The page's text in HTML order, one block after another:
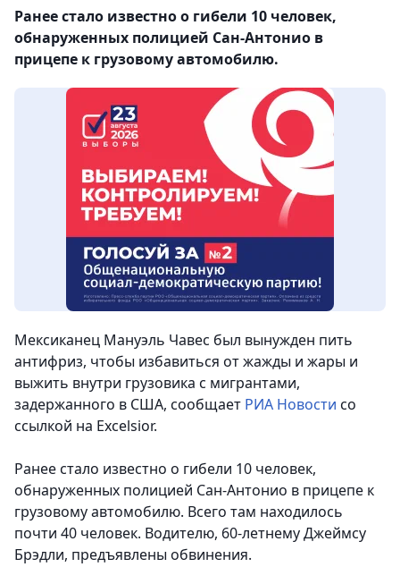
Ранее стало известно о гибели 10 человек,
обнаруженных полицией Сан-Антонио в
прицепе к грузовому автомобилю.
Мексиканец Мануэль Чавес был вынужден пить
антифриз, чтобы избавиться от жажды и жары и
выжить внутри грузовика с мигрантами,
задержанного в США, сообщает РИА Новости со
ссылкой на Excelsior.
Ранее стало известно о гибели 10 человек,
обнаруженных полицией Сан-Антонио в прицепе к
грузовому автомобилю. Всего там находилось
почти 40 человек. Водителю, 60-летнему Джеймсу
Брэдли, предъявлены обвинения.